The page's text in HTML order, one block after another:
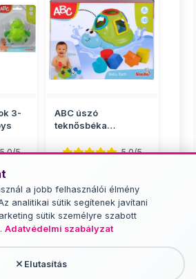
a jobb felhasználói élmény
analitikai sütik segítenek javítani
sütik személyre szabott
Adatvédelmi szabályzat
Elutasítás
3-
5.0/5
ABC úszó
teknősbéka
kockákkal - Simba ...
5.0/5
3 849 Ft
RÉSZLETEK